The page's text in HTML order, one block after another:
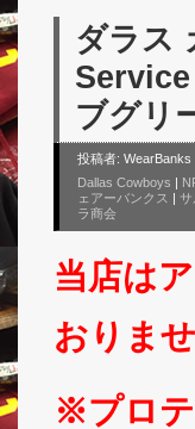
ダラス
ブグリ
投稿者: WearBanks
Dallas Cowboys |
ェアーバンクス |
ラ商会
当店は
おりませ
※プロ